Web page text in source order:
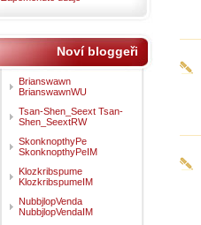
Noví bloggeři
Brianswawn
BrianswawnWU
Tsan-Shen_Seext Tsan-
Shen_SeextRW
SkonknopthyPe
SkonknopthyPeIM
Klozkribspume
KlozkribspumeIM
NubbjlopVenda
NubbjlopVendaIM